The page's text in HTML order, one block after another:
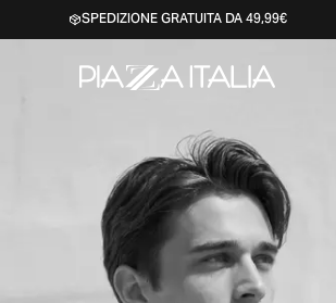
SPEDIZIONE GRATUITA DA 49,99€